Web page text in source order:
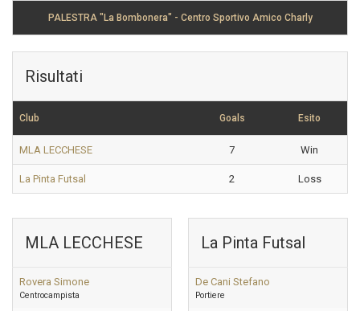
PALESTRA "La Bombonera" - Centro Sportivo Amico Charly
Risultati
Club Goals Esito
MLA LECCHESE 7 Win
La Pinta Futsal 2 Loss
MLA LECCHESE
Rovera Simone
Centrocampista
La Pinta Futsal
De Cani Stefano
Portiere